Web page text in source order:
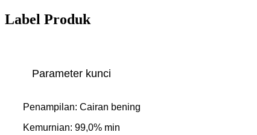
Label Produk
Parameter kunci
Penampilan: Cairan bening
Kemurnian: 99,0% min